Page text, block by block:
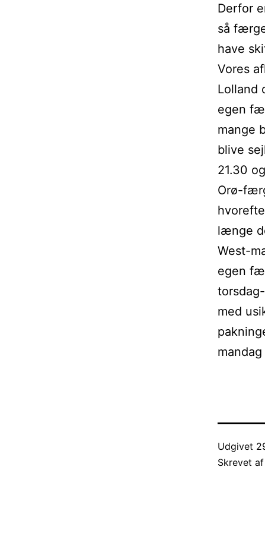
Derfor
så
have
Vores
Lolland
egen
mange
blive
21.30
Orø-
længe
West-
egen
med
Udgivet
Skrevet af